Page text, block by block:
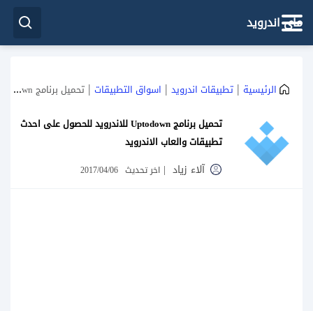
ماي اندرويد
الرئيسية | تطبيقات اندرويد | اسواق التطبيقات | تحميل برنامج Uptodown للاندرويد للحصول على احدث تطبيقات والعاب الاندرويد
تحميل برنامج Uptodown للاندرويد للحصول على احدث
تطبيقات والعاب الاندرويد
آلاء زياد | اخر تحديث 2017/04/06